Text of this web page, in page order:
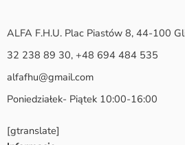
ALFA F.H.U. Plac Piastów 8, 44-100
32 238 89 30, +48 694 484 535
alfafhu@gmail.com
Poniedziałek- Piątek 10:00-16:00
[gtranslate]